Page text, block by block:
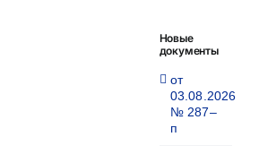
Новые
документы
от
03.08.2026
№ 287–
п